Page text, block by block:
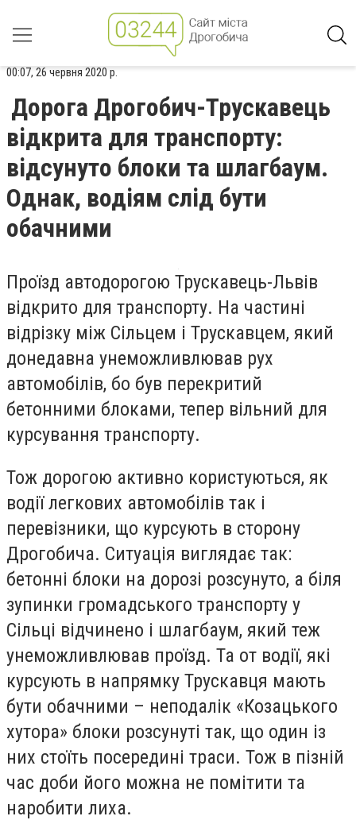
00:07, 26 червня 2020 р.
Дорога Дрогобич-Трускавець
відкрита для транспорту:
відсунуто блоки та шлагбаум.
Однак, водіям слід бути
обачними
Проїзд автодорогою Трускавець-Львів
відкрито для транспорту. На частині
відрізку між Сільцем і Трускавцем, який
донедавна унеможливлював рух
автомобілів, бо був перекритий
бетонними блоками, тепер вільний для
курсування транспорту.
Тож дорогою активно користуються, як
водії легкових автомобілів так і
перевізники, що курсують в сторону
Дрогобича. Ситуація виглядає так:
бетонні блоки на дорозі розсунуто, а біля
зупинки громадського транспорту у
Сільці відчинено і шлагбаум, який теж
унеможливлював проїзд. Та от водії, які
курсують в напрямку Трускавця мають
бути обачними – неподалік «Козацького
хутора» блоки розсунуті так, що один із
них стоїть посередині траси. Тож в пізній
час доби його можна не помітити та
наробити лиха.